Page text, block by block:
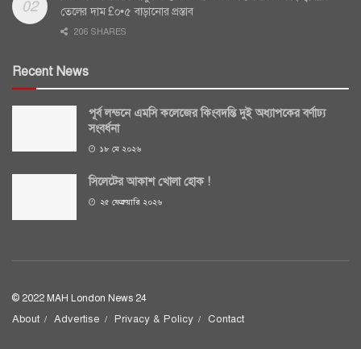
তেলের দাম £০•৫ বাড়ানোর প্রস্তাব
206 SHARES
Recent News
পূর্ব লন্ডনে এমসি কলেজের কিংবদন্তি দুই অধ্যাপকের বর্ণাঢ্য
সংবর্ধনা
১৮ মে ২০২৬
সিলেটের আকাশ খোলা হোক !
২৫ ফেব্রুয়ারি ২০২৬
© 2022 MAH London News 24
About Advertise Privacy & Policy Contact